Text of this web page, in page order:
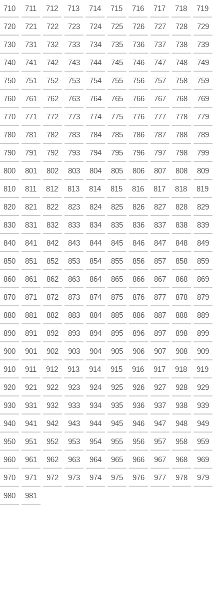
710 711 712 713 714 715 716 717 718 719
720 721 722 723 724 725 726 727 728 729
730 731 732 733 734 735 736 737 738 739
740 741 742 743 744 745 746 747 748 749
750 751 752 753 754 755 756 757 758 759
760 761 762 763 764 765 766 767 768 769
770 771 772 773 774 775 776 777 778 779
780 781 782 783 784 785 786 787 788 789
790 791 792 793 794 795 796 797 798 799
800 801 802 803 804 805 806 807 808 809
810 811 812 813 814 815 816 817 818 819
820 821 822 823 824 825 826 827 828 829
830 831 832 833 834 835 836 837 838 839
840 841 842 843 844 845 846 847 848 849
850 851 852 853 854 855 856 857 858 859
860 861 862 863 864 865 866 867 868 869
870 871 872 873 874 875 876 877 878 879
880 881 882 883 884 885 886 887 888 889
890 891 892 893 894 895 896 897 898 899
900 901 902 903 904 905 906 907 908 909
910 911 912 913 914 915 916 917 918 919
920 921 922 923 924 925 926 927 928 929
930 931 932 933 934 935 936 937 938 939
940 941 942 943 944 945 946 947 948 949
950 951 952 953 954 955 956 957 958 959
960 961 962 963 964 965 966 967 968 969
970 971 972 973 974 975 976 977 978 979
980 981